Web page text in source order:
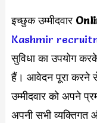
इच्छुक उम्मीदवार
Kashmir
सुविधा का उपयोग
हैं। आवेदन पूरा करने
उम्मीदवार को अपने
अपनी सभी व्यक्तिगत